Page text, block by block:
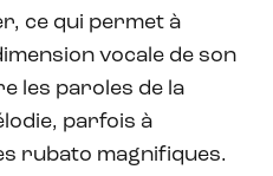
ce qui permet à
vocale de son
les paroles de la
parfois à
rubato magnifiques.